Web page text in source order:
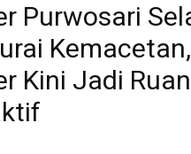
Purwosari
Kini Jadi